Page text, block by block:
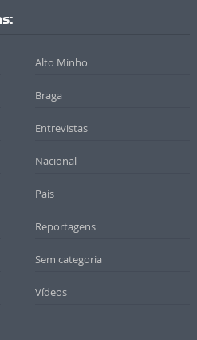
Alto Minho
Braga
Entrevistas
Nacional
País
Reportagens
Sem categoria
Vídeos